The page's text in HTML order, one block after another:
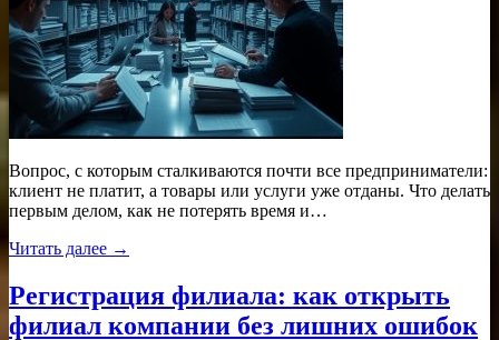
Вопрос, с которым сталкиваются почти все предприниматели:
клиент не платит, а товары или услуги уже отданы. Что делать
первым делом, как не потерять время и…
Читать далее →
Регистрация филиала: как открыть
филиал компании без лишних ошибок